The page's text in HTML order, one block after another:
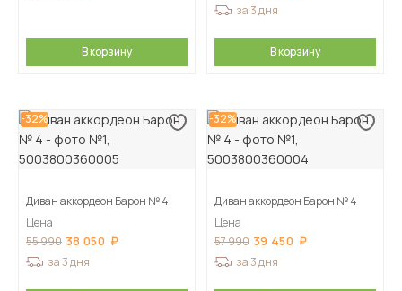
В корзину
за 3 дня
В корзину
-32%
Диван аккордеон Барон № 4
Цена
55 990 38 050
за 3 дня
-32%
Диван аккордеон Барон № 4
Цена
57 990 39 450
за 3 дня